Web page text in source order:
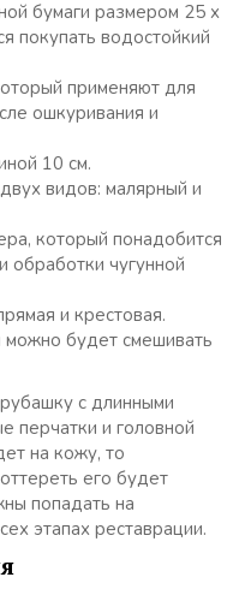
бумаги размером 25 х
покупать водостойкий
применяют для
ошкуривания и
10 см.
видов: малярный и
который понадобится
обработки чугунной
и крестовая.
можно будет смешивать
с длинными
перчатки и головной
на кожу, то
его будет
попадать на
этапах реставрации.